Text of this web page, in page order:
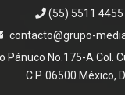
(55) 5511 4455
contacto@grupo-
Pánuco No.175-A Col.
C.P. 06500 México,